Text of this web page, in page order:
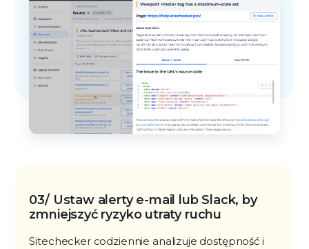
03/ Ustaw alerty e-mail lub Slack, by
zmniejszyć ryzyko utraty ruchu
Sitechecker codziennie analizuje dostępność i